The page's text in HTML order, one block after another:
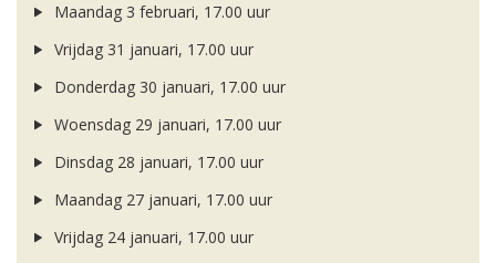
Maandag 3 februari, 17.00 uur
Vrijdag 31 januari, 17.00 uur
Donderdag 30 januari, 17.00 uur
Woensdag 29 januari, 17.00 uur
Dinsdag 28 januari, 17.00 uur
Maandag 27 januari, 17.00 uur
Vrijdag 24 januari, 17.00 uur